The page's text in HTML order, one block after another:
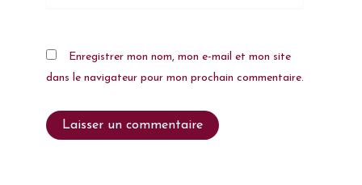
Enregistrer mon nom, mon e-mail et mon site
dans le navigateur pour mon prochain commentaire.